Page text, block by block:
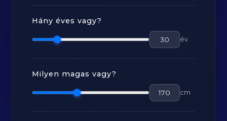
Hány éves vagy?
év
Milyen magas vagy?
cm